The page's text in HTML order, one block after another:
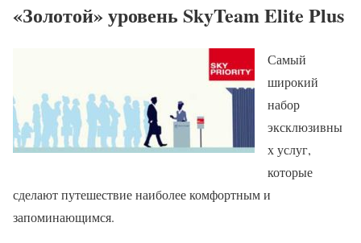
«Золотой» уровень SkyTeam Elite Plus
Самый
широкий
набор
эксклюзивны
х услуг,
которые
сделают путешествие наиболее комфортным и
запоминающимся.